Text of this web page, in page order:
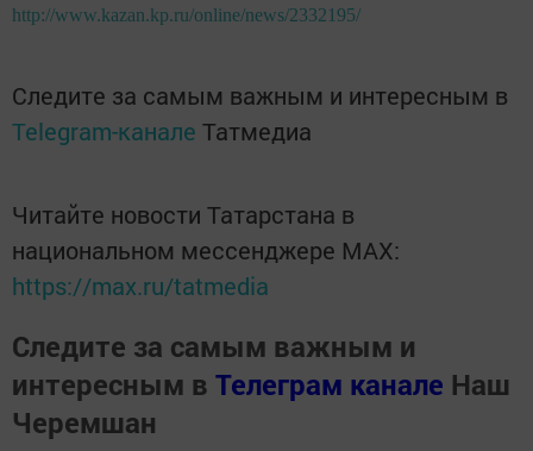
http://www.kazan.kp.ru/online/news/2332195/
Следите за самым важным и интересным в
Telegram-канале Татмедиа
Читайте новости Татарстана в
национальном мессенджере MАХ:
https://max.ru/tatmedia
Следите за самым важным и
интересным в Телеграм канале Наш
Черемшан